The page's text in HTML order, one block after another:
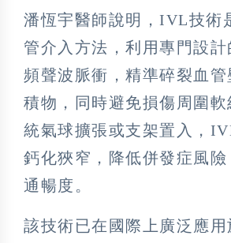
潘恆宇醫師說明，IVL技術
管介入方法，利用專門設
頻聲波脈衝，精準碎裂血
積物，同時避免損傷周圍
統氣球擴張或支架置入，
鈣化狹窄，降低併發症風
通暢度。
該技術已在國際上廣泛應用